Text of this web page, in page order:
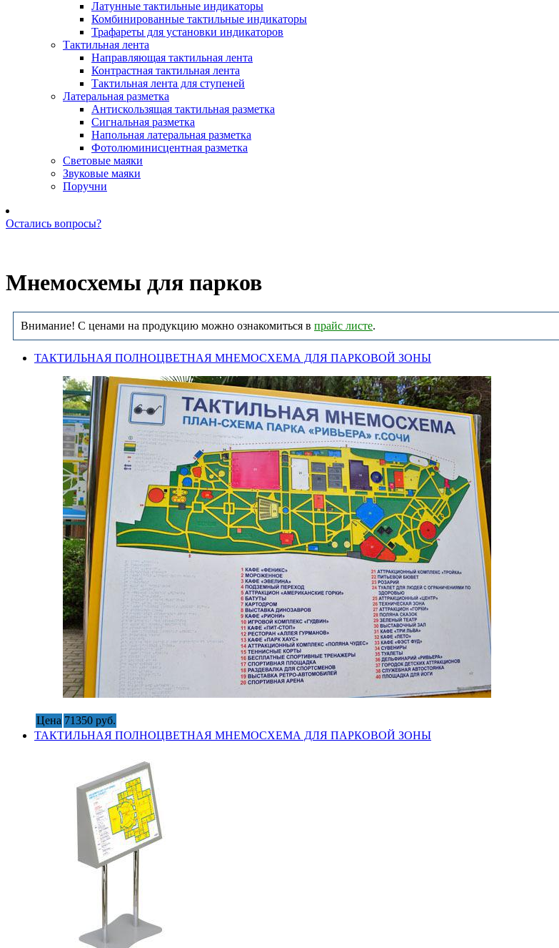
Латунные тактильные индикаторы
Комбинированные тактильные индикаторы
Трафареты для установки индикаторов
Тактильная лента
Направляющая тактильная лента
Контрастная тактильная лента
Тактильная лента для ступеней
Латеральная разметка
Антискользящая тактильная разметка
Сигнальная разметка
Напольная латеральная разметка
Фотолюминисцентная разметка
Световые маяки
Звуковые маяки
Поручни
Остались вопросы?
Мнемосхемы для парков
Внимание! С ценами на продукцию можно ознакомиться в прайс листе.
ТАКТИЛЬНАЯ ПОЛНОЦВЕТНАЯ МНЕМОСХЕМА ДЛЯ ПАРКОВОЙ ЗОНЫ
Цена 71350 руб.
ТАКТИЛЬНАЯ ПОЛНОЦВЕТНАЯ МНЕМОСХЕМА ДЛЯ ПАРКОВОЙ ЗОНЫ